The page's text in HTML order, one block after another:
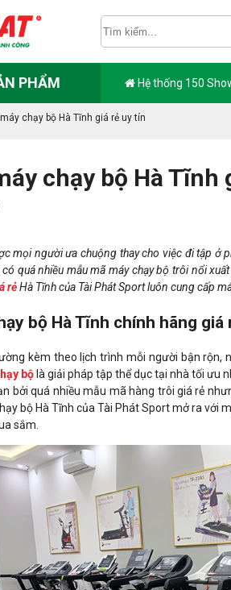
PHẨM Hệ thống 150
chạy bộ Hà Tĩnh giá rẻ uy tín
chạy bộ Hà Tĩnh
mọi người ưa chuộng thay cho việc đi tập ở
quá nhiều mẫu mã máy chạy bộ trôi nổi
rẻHà Tĩnh của Tài Phát Sport luôn cung cấp
bộ Hà Tĩnh chính hãng giá
kèm theo lịch trình mỗi người bận rộn,
bộ là giải pháp tập thể dục tại nhà tối ưu
bởi quá nhiều mẫu mã hàng trôi giá rẻ
bộ Hà Tĩnh của Tài Phát Sport mở ra với
sắm.